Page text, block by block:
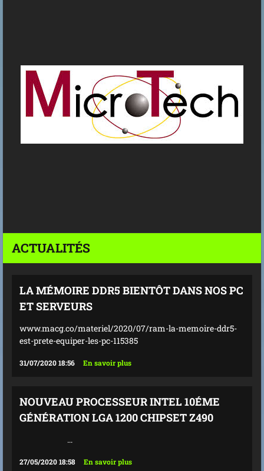
ACTUALITÉS
LA MÉMOIRE DDR5 BIENTÔT DANS NOS PC
ET SERVEURS
www.macg.co/materiel/2020/07/ram-la-memoire-ddr5-
est-prete-equiper-les-pc-115385
31/07/2020 18:56 En savoir plus
NOUVEAU PROCESSEUR INTEL 10ÉME
GÉNÉRATION LGA 1200 CHIPSET Z490
...
27/05/2020 18:58 En savoir plus